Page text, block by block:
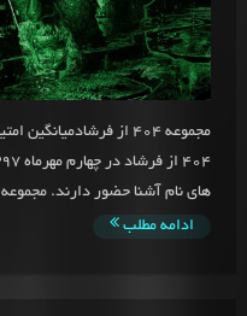
های نام آشنا حضور دارند. مجموعه 404 روایت کننده ی داستانی...
ادامه مطلب